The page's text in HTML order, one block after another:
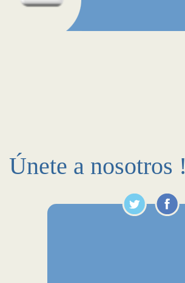
Únete a nosotros !